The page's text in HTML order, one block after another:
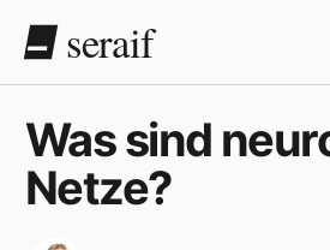
seraif
Was sind
Netze?